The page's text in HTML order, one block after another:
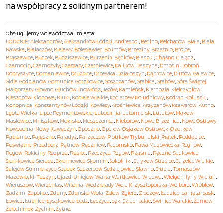
na współpracy z solidnym partnerem!
Obsługujemy województwa i miasta:
ŁÓDZKIE:Aleksandrów,Aleksandrów Łódzki,Andrespol, Bedlno, Bełchatów, Biała, Biała
Rawska, Białaczów, Bielawy, Bolesławiec, Bolimów, Brzeziny, Brzeźnio, Brójce,
Brąszewice, Buczek, Budziszewice, Burzenin, Będków, Błaszki,Chąśno,Cielądz,
Czarnocin,Czarnożyły,Czastary,Czerniewice, Dalików, Daszyna, Dmosin, Dobroń,
Dobryszyce, Domaniewice, Drużbice, Drzewica, Działoszyn, Dąbrowice, Dłutów,Galewice,
Gidle,Godzianów,Gomunice,Gorzkowice,Goszczanów,Grabica,Grabów,Góra Świętej
Małgorzaty,Głowno,Głuchów, Inowłódz,Jeżów, Kamieńsk, Kiernozia, Kiełczygłów,
Kleszczów, Klonowa, Kluki, Kobiele Wielkie, Kocierzew Południowy, Kodrąb, Koluszki,
Konopnica, Konstantynów Łódzki, Kowiesy, Krośniewice, Krzyżanów, Ksawerów, Kutno,
Lgota Wielka, Lipce Reymontowskie, Lubochnia, Lutomiersk, Lututów, Maków,
Masłowice, Mniszków, Mokrsko, Moszczenica, Nieborów, Nowa Brzeźnica, Nowe Ostrowy,
Nowosolna, Nowy Kawęczyn,Opoczno,Oporów,Osjaków,Ostrówek,Ozorków,
Pabianice, Pajęczno, Paradyż, Parzęczew, Piotrków Trybunalski, Piątek, Poddębice,
Poświętne, Przedbórz, Pątnów, Pęczniew, Radomsko, Rawa Mazowiecka, Regnów,
Rogów, Rokiciny, Rozprza, Rusiec, Rzeczyca, Rzgów, Rząśnia, Ręczno,Sadkowice,
Siemkowice,Sieradz,Skierniewice,Skomlin,Sokolniki,Stryków,Strzelce,Strzelce Wielkie,
Sulejów,Sulmierzyce,Szadek,Szczerców,Sędziejowice,Sławno,Słupia,Tomaszów
Mazowiecki,Tuszyn, Ujazd, Uniejów,Warta,Wartkowice,Widawa,Wielgomłyny,Wieluń,
Wieruszów,Wierzchlas,Witonia,Wodzierady,Wola Krzysztoporska,Wolbórz,Wróblew,
Zadzim, Zapolice, Zduny, Zduńska Wola, Zelów, Zgierz, Złoczew,Ładzice,Łanięta,Łask,
Łowicz,Łubnice,Łyszkowice,Łódź,Łęczyca,Łęki Szlacheckie,Świnice Warckie,Żarnów,
Żelechlinek,Żychlin,Żytno.